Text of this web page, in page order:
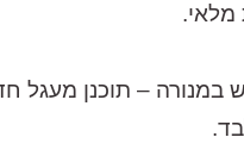
מלאי.
בקפסולה של ה 47 המקורי, אך במקום שימוש במנורה